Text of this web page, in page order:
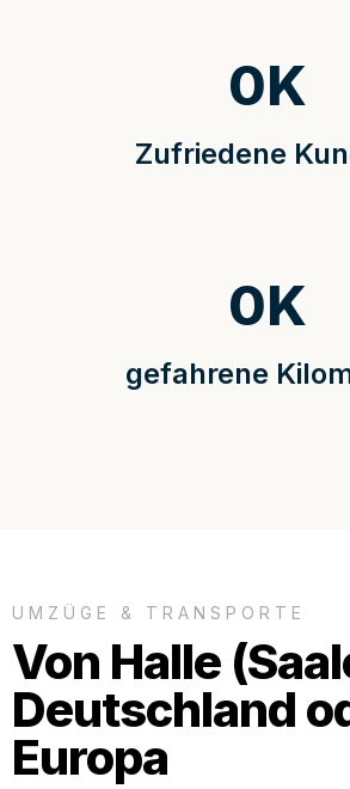
Zufriedene
0K
gefahrene
0K
UMZÜGE & TRANSPORTE
Von Halle
Deutschland
Europa